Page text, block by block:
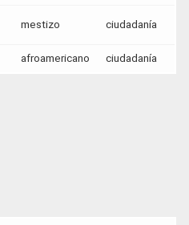
mestizo ciudadanía
afroamericano ciudadanía